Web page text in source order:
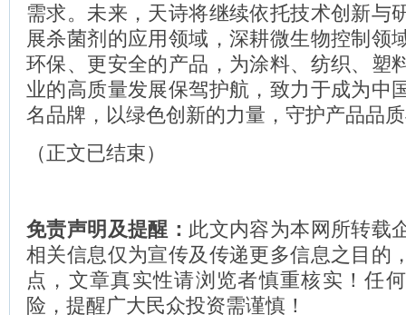
需求。未来，天诗将继续依托技术创新与
展杀菌剂的应用领域，深耕微生物控制领
环保、更安全的产品，为涂料、纺织、塑
业的高质量发展保驾护航，致力于成为中
名品牌，以绿色创新的力量，守护产品品
（正文已结束）
免责声明及提醒： 此文内容为本网所转载
相关信息仅为宣传及传递更多信息之目的
点，文章真实性请浏览者慎重核实！任
险，提醒广大民众投资需谨慎！